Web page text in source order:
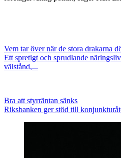
Vem tar över när de stora drakarna
Ett spretigt och sprudlande
välstånd,...
Bra att styrräntan sänks
Riksbanken ger stöd till